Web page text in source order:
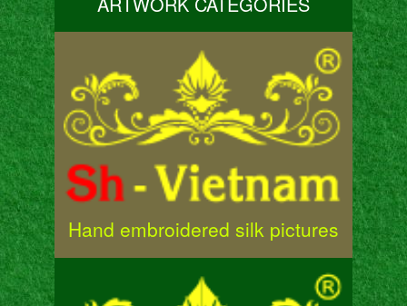
Hand embroidered silk pictures